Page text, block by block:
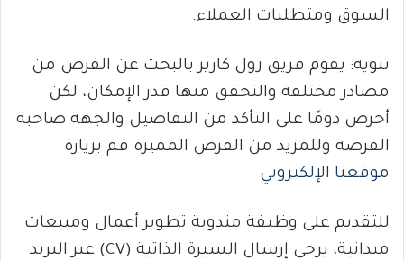
السوق ومتطلبات العملاء.
تنويه: يقوم فريق زول كارير بالبحث عن الفرص من
مصادر مختلفة والتحقق منها قدر الإمكان، لكن
أحرص دومًا على التأكد من التفاصيل والجهة صاحبة
الفرصة وللمزيد من الفرص المميزة قم بزيارة
موقعنا الإلكتروني
للتقديم على وظيفة مندوبة تطوير أعمال ومبيعات
ميدانية، يرجى إرسال السيرة الذاتية (CV) عبر البريد